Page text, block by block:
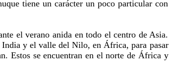
tiene un carácter un poco particular con
el verano anida en todo el centro de Asia.
y el valle del Nilo, en África, para pasar
Estos se encuentran en el norte de África y